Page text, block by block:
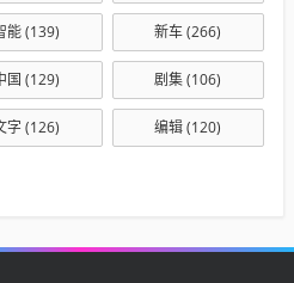
能(139) 新车(266)
国 (129) 剧集(106)
字(126) 编辑(120)